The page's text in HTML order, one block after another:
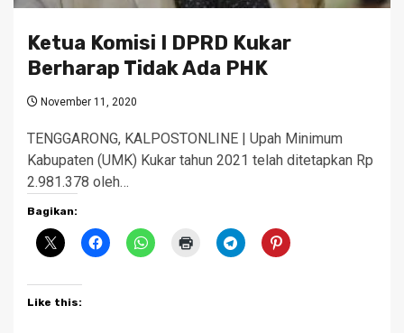
Ketua Komisi I DPRD Kukar
Berharap Tidak Ada PHK
November 11, 2020
TENGGARONG, KALPOSTONLINE | Upah Minimum
Kabupaten (UMK) Kukar tahun 2021 telah ditetapkan Rp
2.981.378 oleh…
Bagikan:
Like this: